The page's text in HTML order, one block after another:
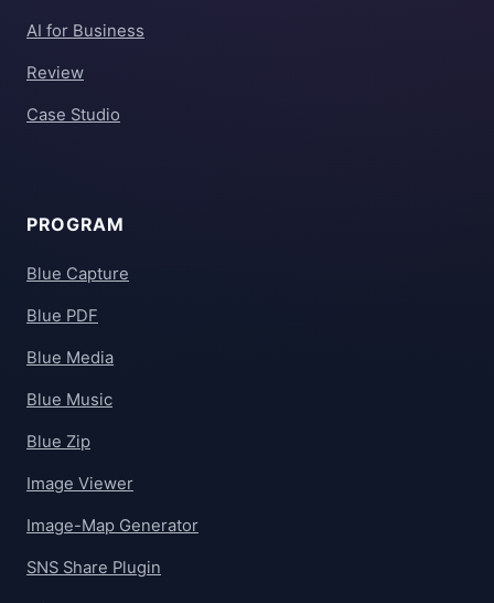
AI for Business
Review
Case Studio
PROGRAM
Blue Capture
Blue PDF
Blue Media
Blue Music
Blue Zip
Image Viewer
Image-Map Generator
SNS Share Plugin